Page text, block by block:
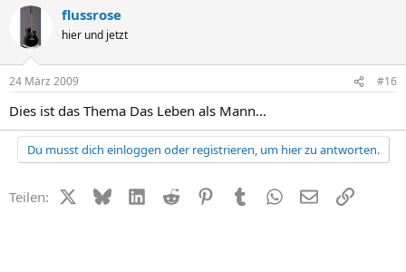
flussrose
hier und jetzt
24 März 2009 #16
Dies ist das Thema Das Leben als Mann...
Du musst dich einloggen oder registrieren, um hier zu antworten.
Teilen: X (Twitter)
BlueskyLinkedIn
Reddit PinterestTumblr WhatsApp
E-MailLink